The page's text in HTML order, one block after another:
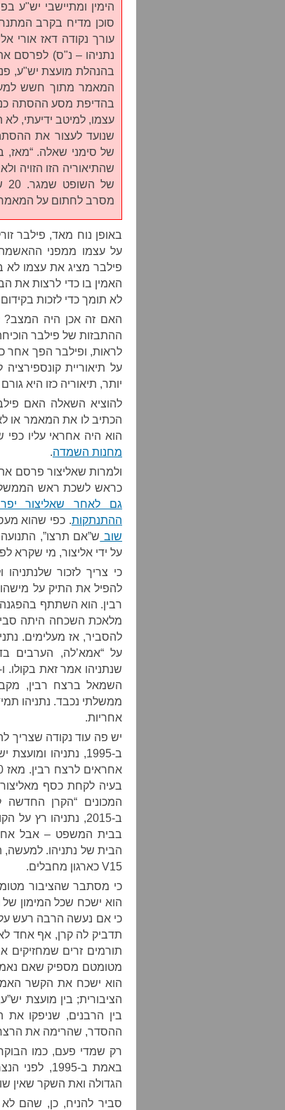
הימין ומתיישבי יש"ע
סוכן מדיח בקרב
עורך נקודה דאז אורי
נתניהו – נ"ס) לפרסם
בהנהלת מועצת יש"ע,
המאמר מתוך חשש
בהדיפת מסע ההסתה
עצמו, למיטב ידיעתי, לא
שנועד לעצור את
של סימני שאלה. “מאז,
שהתיאוריה הזו הזויה
מסרב לחתום על
באופן נוח מאד, פילבר
על עצמו ממפני
פילבר מציג את עצמו
האמין בו כדי לרצות את
לא תומך כדי לזכות
האם זה אכן היה
ההתבזות של פילבר
לראות, ופילבר הפך אחר
על תיאוריית
יותר, תיאוריה כזו היא
להוציא השאלה האם
הכתיב לו את המאמר או
הוא היה אחראי עליו כפי
מחנות השמדה.
ולמרות שאליצור פרסם
כראש לשכת ראש
גם לאחר שאליצור
ההתנתקות. כפי שהוא
שוב ש”אם תרצו”,
על ידי אליצור, מי שקרא
כי צריך לזכור
להפיל את התיק על
רבין. הוא השתתף בהפגנה
מלאכת השכחה היתה
על “אמא’לה, הערבים
השמאל ברצח רבין,
ממשלתי נכבד. נתניהו
אחריות.
יש פה עוד נקודה שצריך
ב-1995, נתניהו
בעיה לקחת כסף מאליצור
המכונים “הקרן
בבית המשפט – אבל אחרי
הבית של נתניהו. למעשה,
V15 כארגון מחבלים.
הוא ישכח שכל המימון של
כי אם נעשה הרבה רעש
תדביק לה קרן, אף אחד לא
תורמים זרים שמחזיקים
מטומטם מספיק שאם
הוא ישכח את הקשר
הציבורית; בין מועצת
בין הרבנים, שניפקו את
ההסדר, שהרימה את
רק שמדי פעם, כמו
הגדולה ואת השקר שאין
סביר להניח, כן, שהם